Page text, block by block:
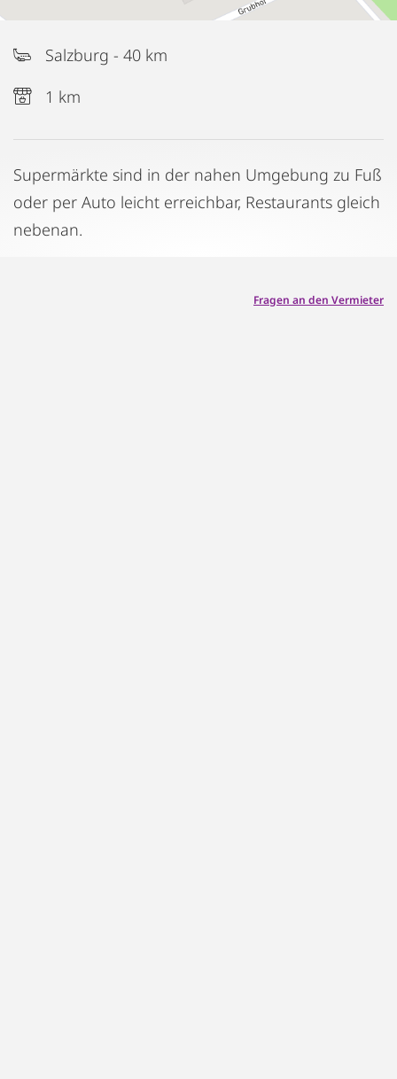
Salzburg - 40 km
1 km
Supermärkte sind in der nahen Umgebung zu Fuß
oder per Auto leicht erreichbar, Restaurants gleich
nebenan.
Fragen an den Vermieter